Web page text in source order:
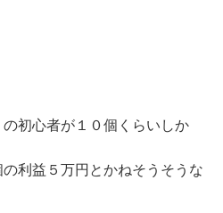
初心者が１０個くらいしか
利益５万円とかねそうそうな